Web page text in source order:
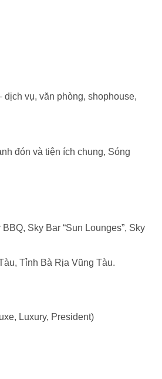
vụ, văn phòng, shophouse,
đón và tiện ích chung, Sóng
Sky Bar “Sun Lounges”, Sky
Tỉnh Bà Rịa Vũng Tàu.
Luxury, President)